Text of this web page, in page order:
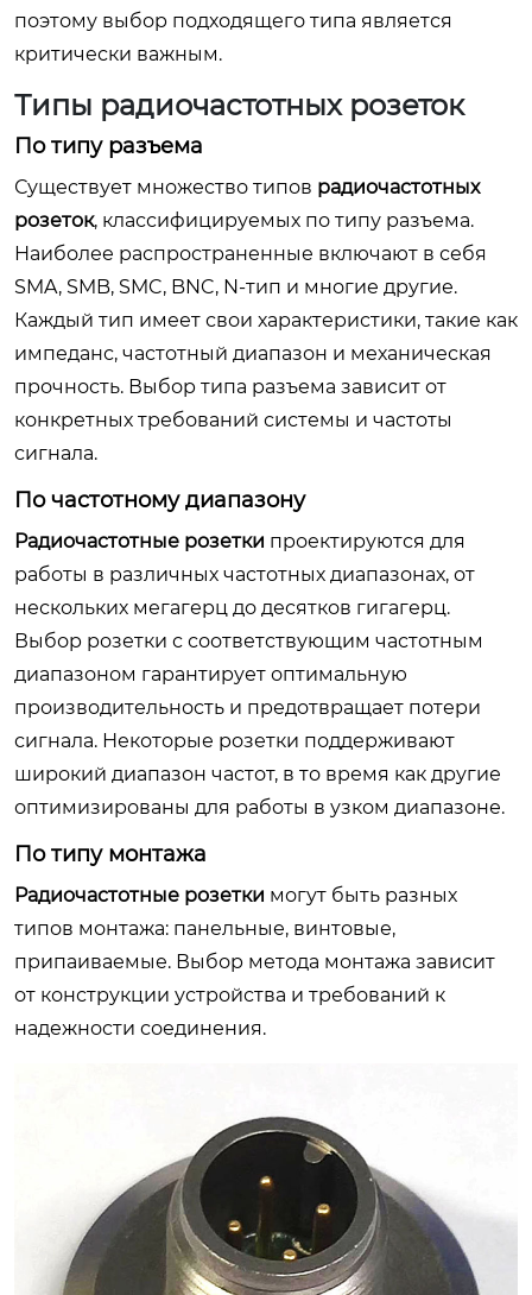
поэтому выбор подходящего типа является
критически важным.
Типы радиочастотных розеток
По типу разъема
Существует множество типов радиочастотных
розеток, классифицируемых по типу разъема.
Наиболее распространенные включают в себя
SMA, SMB, SMC, BNC, N-тип и многие другие.
Каждый тип имеет свои характеристики, такие как
импеданс, частотный диапазон и механическая
прочность. Выбор типа разъема зависит от
конкретных требований системы и частоты
сигнала.
По частотному диапазону
Радиочастотные розетки проектируются для
работы в различных частотных диапазонах, от
нескольких мегагерц до десятков гигагерц.
Выбор розетки с соответствующим частотным
диапазоном гарантирует оптимальную
производительность и предотвращает потери
сигнала. Некоторые розетки поддерживают
широкий диапазон частот, в то время как другие
оптимизированы для работы в узком диапазоне.
По типу монтажа
Радиочастотные розетки могут быть разных
типов монтажа: панельные, винтовые,
припаиваемые. Выбор метода монтажа зависит
от конструкции устройства и требований к
надежности соединения.